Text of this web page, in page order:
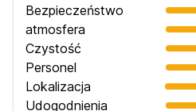
Bezpieczeństwo
atmosfera
Czystość
Personel
Lokalizacja
Udogodnienia